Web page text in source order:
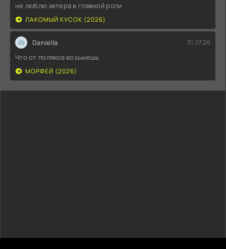
не люблю актера в главной роли
ЛАКОМЫЙ КУСОК (2026)
Daniella 31.07.26
Что от поляков возьмешь
МОРФЕЙ (2026)